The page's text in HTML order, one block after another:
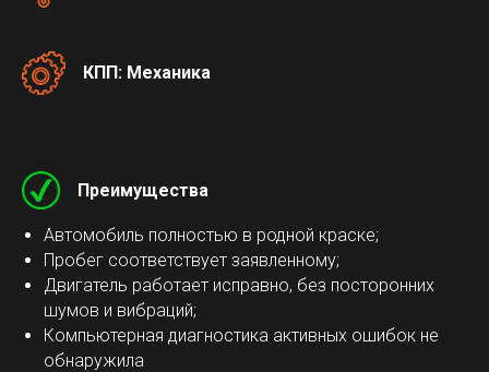
КПП: Механика
Преимущества
Автомобиль полностью в родной краске;
Пробег соответствует заявленному;
Двигатель работает исправно, без посторонних
шумов и вибраций;
Компьютерная диагностика активных ошибок не
обнаружила